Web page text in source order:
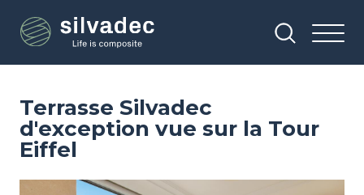
contenu
Terrasse Silvadec
d'exception vue sur la Tour
Eiffel